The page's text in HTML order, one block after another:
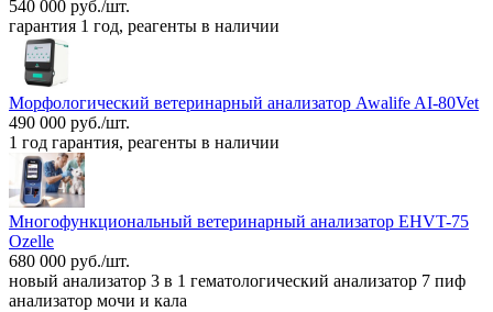
540 000 руб./шт.
гарантия 1 год, реагенты в наличии
Морфологический ветеринарный анализатор Awalife AI-80Vet
490 000 руб./шт.
1 год гарантия, реагенты в наличии
Многофункциональный ветеринарный анализатор EHVT-75
Ozelle
680 000 руб./шт.
новый анализатор 3 в 1 гематологический анализатор 7 пиф
анализатор мочи и кала